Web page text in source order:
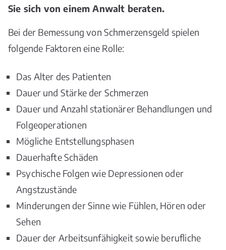
Sie sich von einem Anwalt beraten.
Bei der Bemessung von Schmerzensgeld spielen
folgende Faktoren eine Rolle:
Das Alter des Patienten
Dauer und Stärke der Schmerzen
Dauer und Anzahl stationärer Behandlungen und
Folgeoperationen
Mögliche Entstellungsphasen
Dauerhafte Schäden
Psychische Folgen wie Depressionen oder
Angstzustände
Minderungen der Sinne wie Fühlen, Hören oder
Sehen
Dauer der Arbeitsunfähigkeit sowie berufliche